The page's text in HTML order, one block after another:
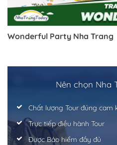
Trở về
Wonderful Party Nha Trang
Nên chọn Nha
Chất lượng Tour đúng cam
Trực tiếp điều hành Tour
Được Bảo hiểm đầy đủ